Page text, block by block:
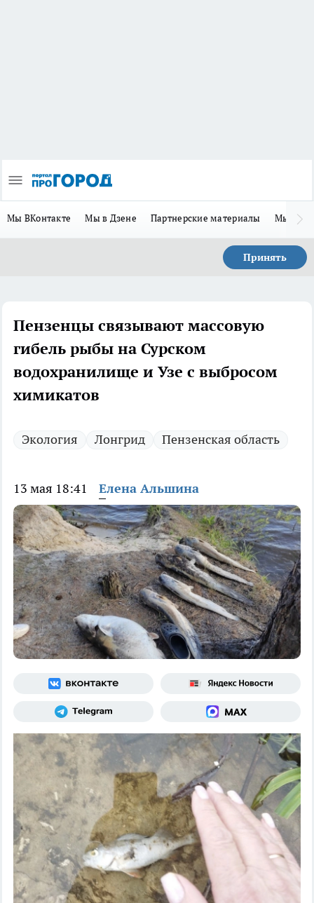
Мы ВКонтакте Мы в Дзене Партнерские материалы Мы в
Принять
Пензенцы связывают массовую
гибель рыбы на Сурском
водохранилище и Узе с выбросом
химикатов
Экология Лонгрид Пензенская область
13 мая 18:41 Елена Альшина